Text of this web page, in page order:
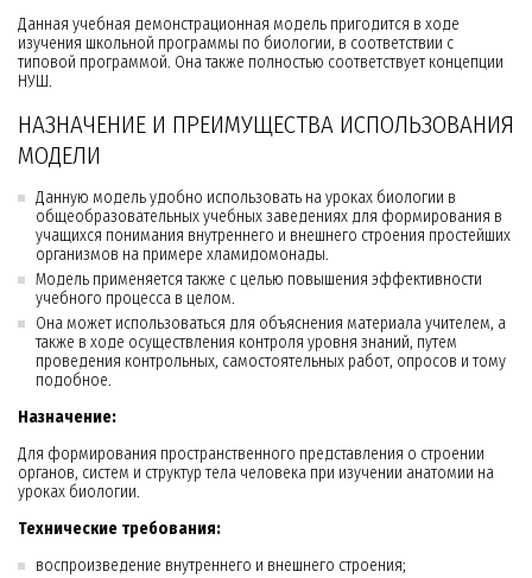
Данная учебная демонстрационная модель пригодится в ходе
изучения школьной программы по биологии, в соответствии с
типовой программой. Она также полностью соответствует концепции
НУШ.
НАЗНАЧЕНИЕ И ПРЕИМУЩЕСТВА ИСПОЛЬЗОВАНИЯ
МОДЕЛИ
Данную модель удобно использовать на уроках биологии в
общеобразовательных учебных заведениях для формирования в
учащихся понимания внутреннего и внешнего строения простейших
организмов на примере хламидомонады.
Модель применяется также с целью повышения эффективности
учебного процесса в целом.
Она может использоваться для объяснения материала учителем, а
также в ходе осуществления контроля уровня знаний, путем
проведения контрольных, самостоятельных работ, опросов и тому
подобное.
Назначение:
Для формирования пространственного представления о строении
органов, систем и структур тела человека при изучении анатомии на
уроках биологии.
Технические требования:
воспроизведение внутреннего и внешнего строения;